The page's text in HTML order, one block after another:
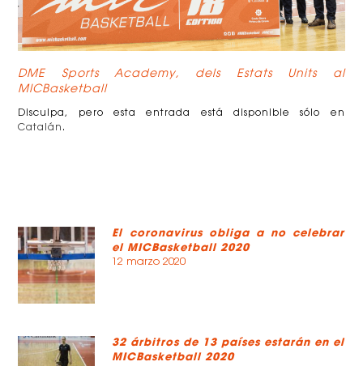
DME Sports Academy, dels Estats Units al
MICBasketball
Disculpa, pero esta entrada está disponible sólo en
Catalán .
El coronavirus obliga a no celebrar
el MICBasketball 2020
12 marzo 2020
32 árbitros de 13 países estarán en el
MICBasketball 2020